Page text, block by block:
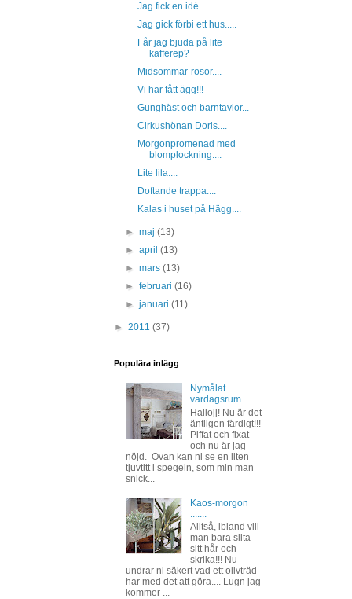
Jag fick en idé.....
Jag gick förbi ett hus.....
Får jag bjuda på lite
kafferep?
Midsommar-rosor....
Vi har fått ägg!!!
Gunghäst och barntavlor...
Cirkushönan Doris....
Morgonpromenad med
blomplockning....
Lite lila....
Doftande trappa....
Kalas i huset på Hägg....
►maj(13)
►april(13)
►mars(13)
►februari(16)
►januari(11)
► 2011 (37)
Populära inlägg
Nymålat
vardagsrum .....
Hallojj! Nu är det
äntligen färdigt!!!
Piffat och fixat
och nu är jag
nöjd. Ovan kan ni se en liten
tjuvtitt i spegeln, som min man
snick...
Kaos-morgon
Alltså, ibland vill
man bara slita
sitt hår och
skrika!!! Nu
undrar ni säkert vad ett olivträd
har med det att göra.... Lugn jag
kommer ...